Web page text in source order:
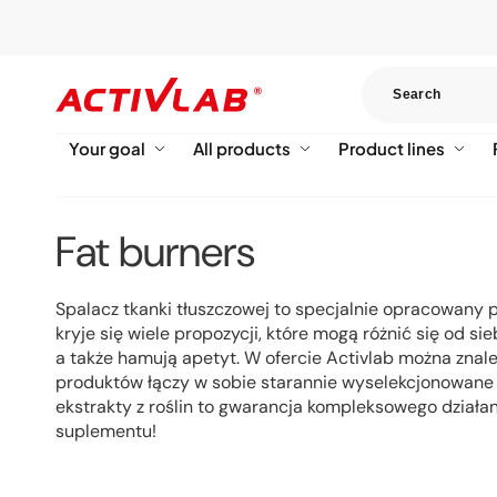
Your goal All products Product lines
C
o
l
l
e
Fat burners
Spalacz tkanki tłuszczowej to specjalnie
kryje się wiele propozycji, które mogą różnić się od
a także hamują apetyt. W ofercie Activlab można
produktów łączy w sobie starannie
ekstrakty z roślin to gwarancja kompleksowego
suplementu!